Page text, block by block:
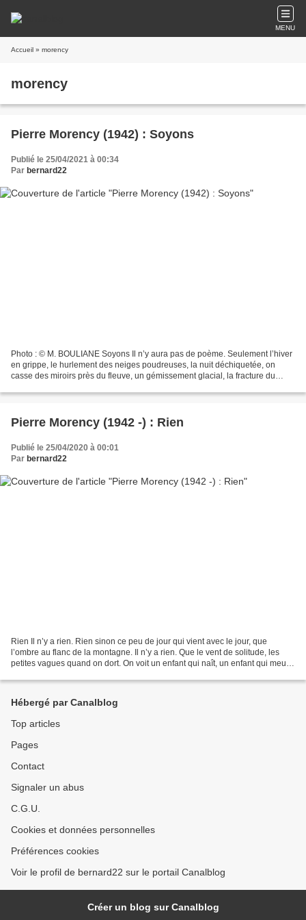
MENU
Accueil » morency
morency
Pierre Morency (1942) : Soyons
Publié le 25/04/2021 à 00:34
Par bernard22
Photo : © M. BOULIANE Soyons Il n’y aura pas de poème. Seulement l’hiver
en grippe, le hurlement des neiges poudreuses, la nuit déchiquetée, on
casse des miroirs près du fleuve, un gémissement glacial, la fracture du
Pierre Morency (1942 -) : Rien
Publié le 25/04/2020 à 00:01
Par bernard22
Rien Il n’y a rien. Rien sinon ce peu de jour qui vient avec le jour, que
l’ombre au flanc de la montagne. Il n’y a rien. Que le vent de solitude, les
petites vagues quand on dort. On voit un enfant qui naît, un enfant qui meurt.
Hébergé par Canalblog
Top articles
Pages
Contact
Signaler un abus
C.G.U.
Cookies et données personnelles
Préférences cookies
Voir le profil de bernard22 sur le portail Canalblog
Créer un blog sur Canalblog